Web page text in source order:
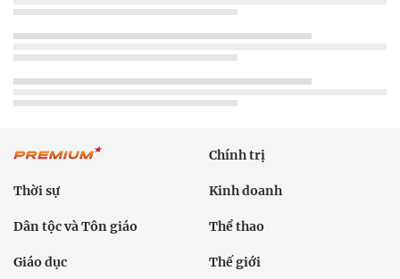
Chính trị
Thời sự Kinh doanh
Dân tộc và Tôn giáo Thể thao
Giáo dục Thế giới